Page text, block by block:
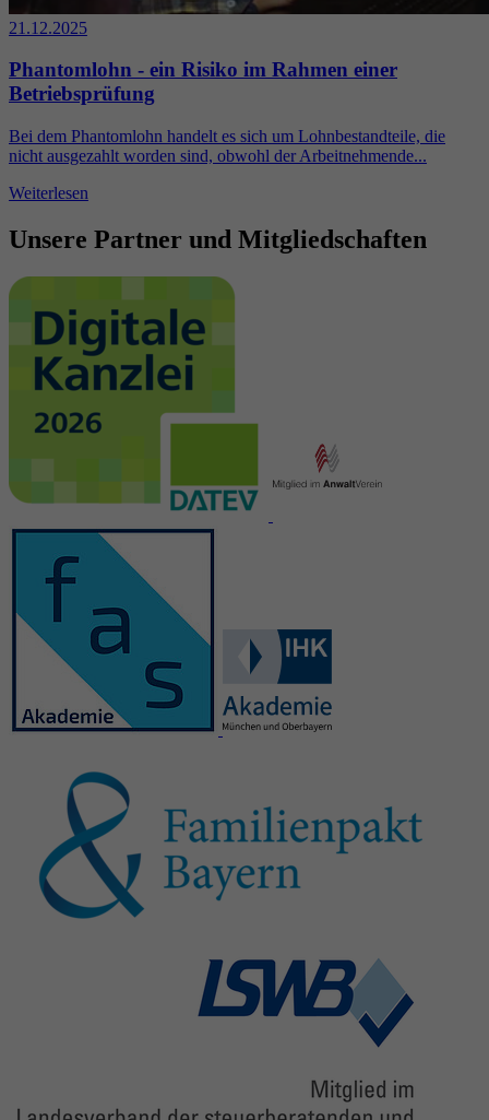
21.12.2025
Phantomlohn - ein Risiko im Rahmen einer
Betriebsprüfung
Bei dem Phantomlohn handelt es sich um Lohnbestandteile, die
nicht ausgezahlt worden sind, obwohl der Arbeitnehmende...
Weiterlesen
Unsere Partner und Mitgliedschaften